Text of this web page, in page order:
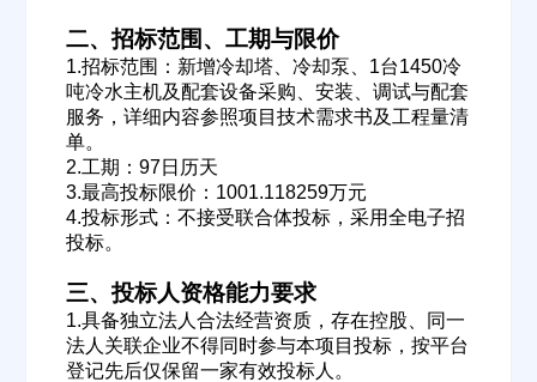
二、招标范围、工期与限价
1.招标范围：新增冷却塔、冷却泵、1台1450冷
吨冷水主机及配套设备采购、安装、调试与配套
服务，详细内容参照项目技术需求书及工程量清
单。
2.工期：97日历天
3.最高投标限价：1001.118259万元
4.投标形式：不接受联合体投标，采用全电子招
投标。
三、投标人资格能力要求
1.具备独立法人合法经营资质，存在控股、同一
法人关联企业不得同时参与本项目投标，按平台
登记先后仅保留一家有效投标人。